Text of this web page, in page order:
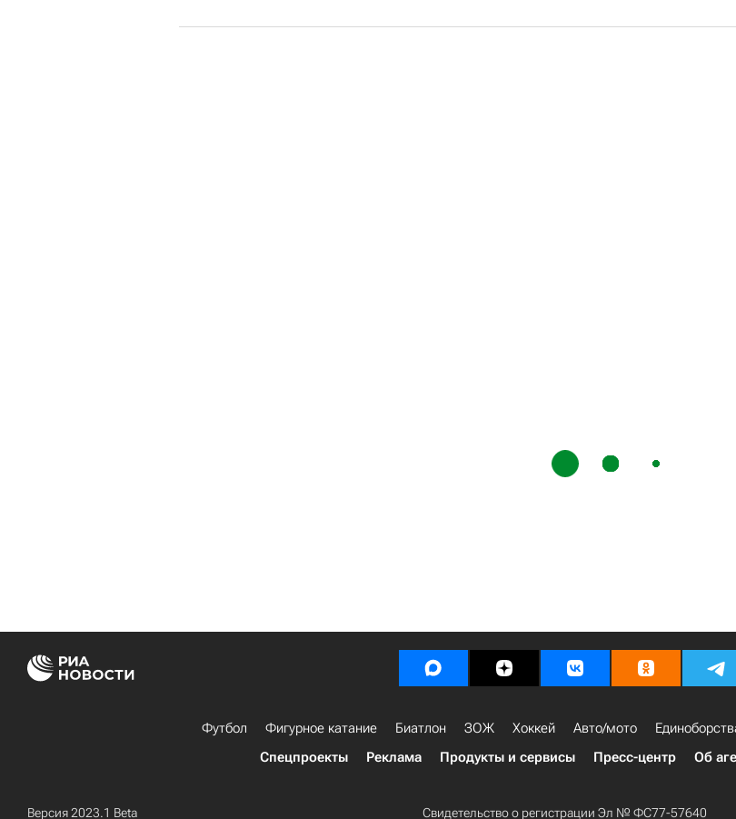
Футбол Фигурное катание Биатлон ЗОЖ Хоккей Авто/мото
Спецпроекты
Реклама Продукты и сервисы Пресс-центр Об
Версия 2023.1 Beta Свидетельство о регистрации Эл № ФС77-57640